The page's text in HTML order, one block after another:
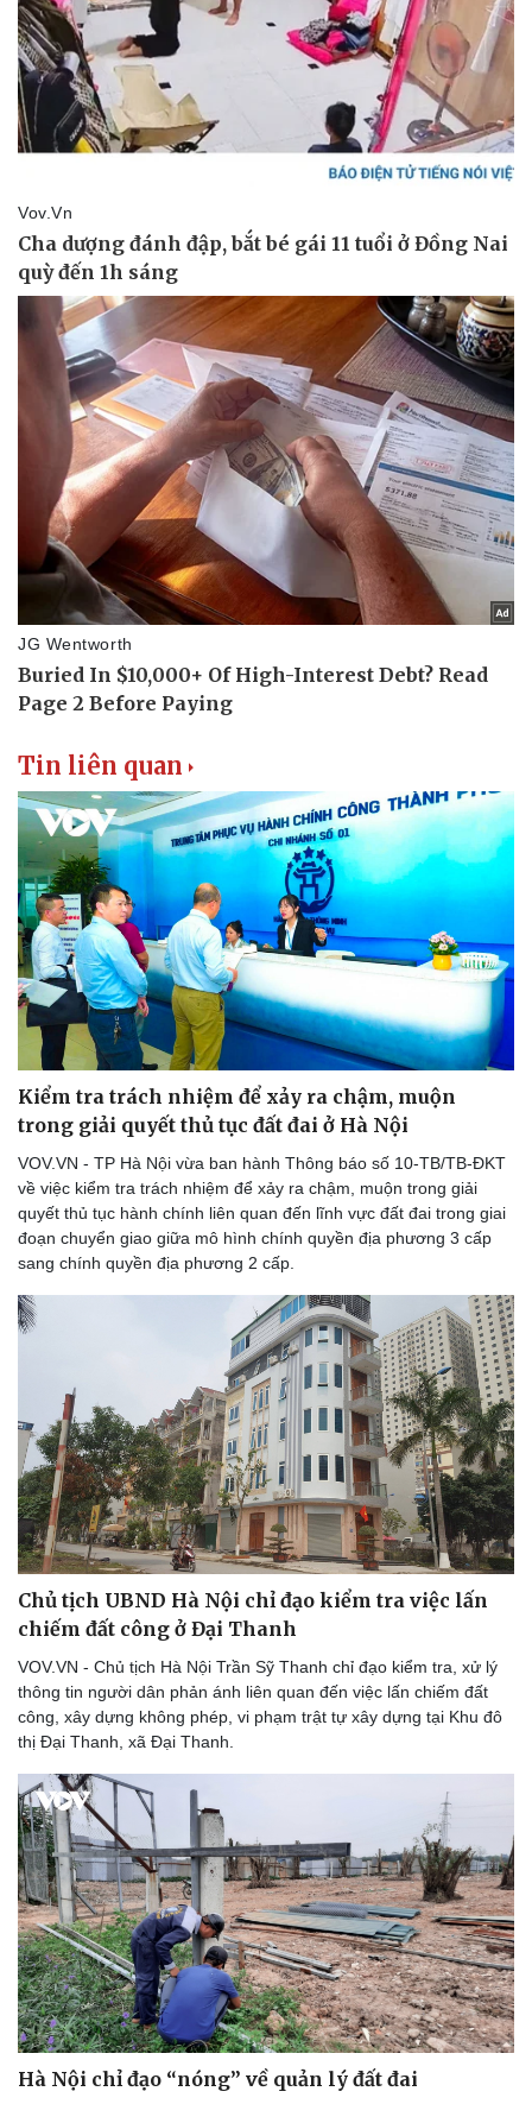
Thể thao
Bóng đá
Lịch thi đấu bóng đá
Thế giới thể thao
Ô tô - Xe máy
Tư vấn
Tin liên quan
Kiểm tra trách nhiệm để xảy ra chậm, muộn
trong giải quyết thủ tục đất đai ở Hà Nội
VOV.VN - TP Hà Nội vừa ban hành Thông báo số 10-TB/TB-ĐKT
về việc kiểm tra trách nhiệm để xảy ra chậm, muộn trong giải
quyết thủ tục hành chính liên quan đến lĩnh vực đất đai trong giai
đoạn chuyển giao giữa mô hình chính quyền địa phương 3 cấp
sang chính quyền địa phương 2 cấp.
Chủ tịch UBND Hà Nội chỉ đạo kiểm tra việc lấn
chiếm đất công ở Đại Thanh
VOV.VN - Chủ tịch Hà Nội Trần Sỹ Thanh chỉ đạo kiểm tra, xử lý
thông tin người dân phản ánh liên quan đến việc lấn chiếm đất
công, xây dựng không phép, vi phạm trật tự xây dựng tại Khu đô
thị Đại Thanh, xã Đại Thanh.
Hà Nội chỉ đạo “nóng” về quản lý đất đai